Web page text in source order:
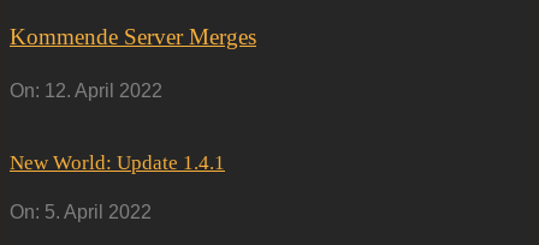
Kommende Server Merges
On: 12. April 2022
New World: Update 1.4.1
On: 5. April 2022